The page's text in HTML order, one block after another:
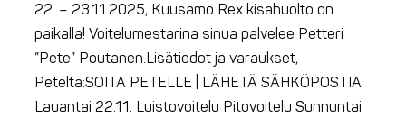
22. – 23.11.2025, Kuusamo Rex kisahuolto on
paikalla! Voitelumestarina sinua palvelee Petteri
”Pete” Poutanen.Lisätiedot ja varaukset,
Peteltä:SOITA PETELLE | LÄHETÄ SÄHKÖPOSTIA
Lauantai 22.11. Luistovoitelu Pitovoitelu Sunnuntai